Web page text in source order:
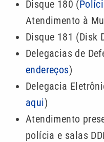
Disque 180 (
Atendimento à
Disque 181 (Disk
Delegacias de
endereços)
Delegacia
aqui)
Atendimento
polícia e salas